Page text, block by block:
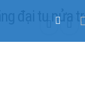
đại tu nửa